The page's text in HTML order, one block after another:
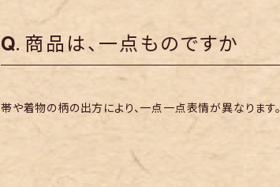
商品は、一点ものですか
帯や着物の柄の出方により、一点一点表情が異なります。